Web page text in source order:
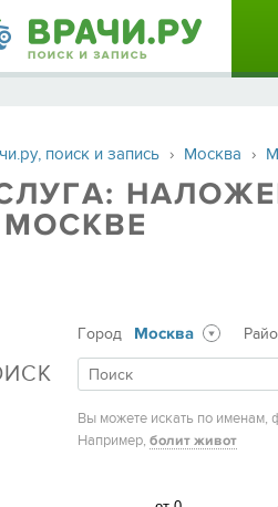
поиск и запись › Москва ›
Город Москва
Вы можете искать по именам,
Например, болит живот